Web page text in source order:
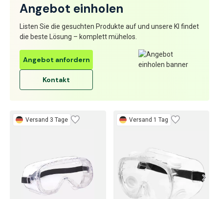
Angebot einholen
Listen Sie die gesuchten Produkte auf und unsere KI findet
die beste Lösung – komplett mühelos.
Angebot anfordern
Kontakt
Versand 3 Tage Versand 1 Tag